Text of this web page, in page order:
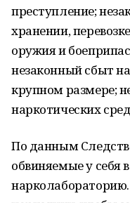
преступление;
хранении,
оружия и
незаконный сбыт
крупном размере;
наркотических
По данным
обвиняемые у себя